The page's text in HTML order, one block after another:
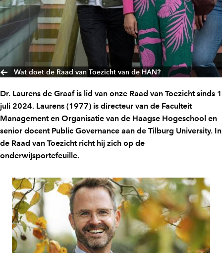
Wat doet de Raad van Toezicht van de HAN?
Dr. Laurens de Graaf is lid van onze Raad van Toezicht sinds 1
juli 2024. Laurens (1977) is directeur van de Faculteit
Management en Organisatie van de Haagse Hogeschool en
senior docent Public Governance aan de Tilburg University. In
de Raad van Toezicht richt hij zich op de
onderwijsportefeuille.